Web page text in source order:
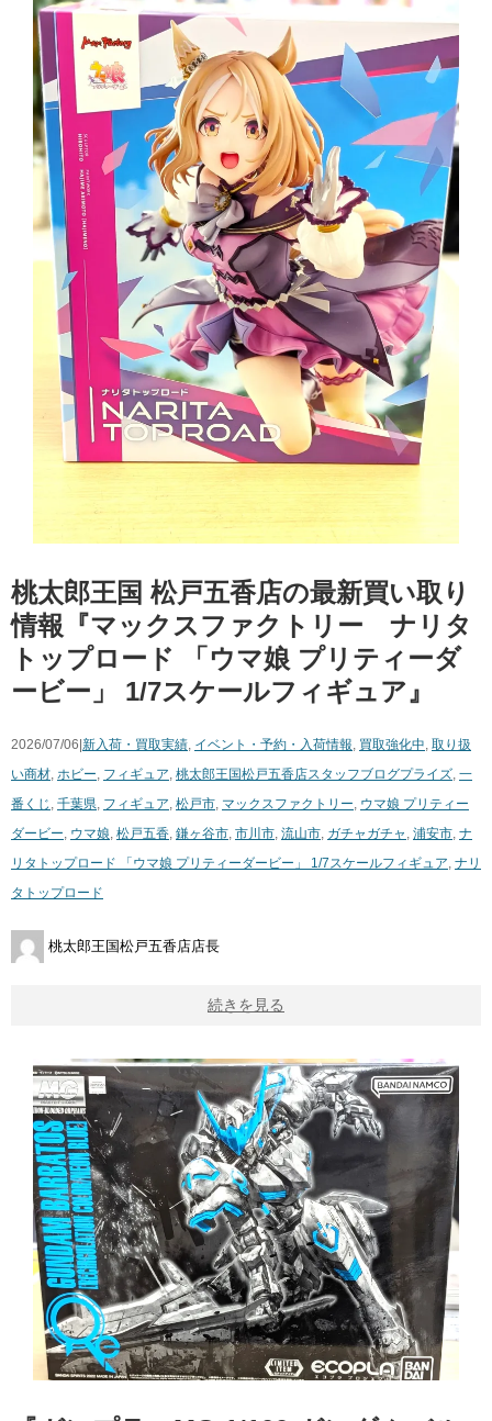
桃太郎王国 松戸五香店の最新買い取り
情報『マックスファクトリー ナリタ
トップロード ​「ウマ娘 ​プリティーダ
ービー」 ​1/7スケールフィギュア』
2026/07/06|新入荷・買取実績 イベント・予約・入荷情報 買取強化中 取り扱
い商材 ホビー フィギュア 桃太郎王国松戸五香店スタッフブログプライズ 一
番くじ 千葉県 フィギュア 松戸市 マックスファクトリー ウマ娘 ​プリティー
ダービー ウマ娘 松戸五香 鎌ヶ谷市 市川市 流山市 ガチャガチャ 浦安市 ナ
リタトップロード ​「ウマ娘 ​プリティーダービー」 ​1/7スケールフィギュア ナリ
タトップロード
桃太郎王国松戸五香店店長
続きを見る